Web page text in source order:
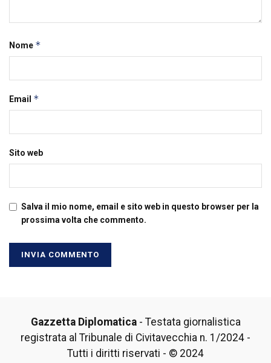
Nome *
Email *
Sito web
Salva il mio nome, email e sito web in questo browser per la
prossima volta che commento.
Gazzetta Diplomatica- Testata giornalistica
registrata al Tribunale di Civitavecchia n. 1/2024 -
Tutti i diritti riservati - © 2024